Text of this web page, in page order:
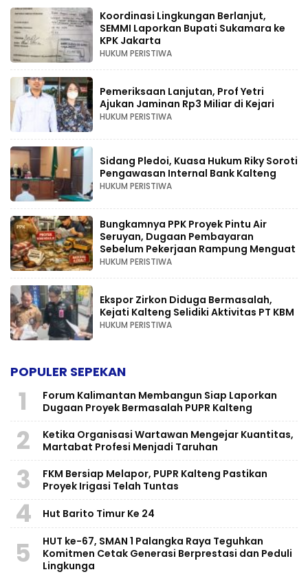
Koordinasi Lingkungan Berlanjut,
SEMMI Laporkan Bupati Sukamara ke
KPK Jakarta
HUKUM PERISTIWA
Pemeriksaan Lanjutan, Prof Yetri
Ajukan Jaminan Rp3 Miliar di Kejari
HUKUM PERISTIWA
Sidang Pledoi, Kuasa Hukum Riky Soroti
Pengawasan Internal Bank Kalteng
HUKUM PERISTIWA
Bungkamnya PPK Proyek Pintu Air
Seruyan, Dugaan Pembayaran
Sebelum Pekerjaan Rampung Menguat
HUKUM PERISTIWA
Ekspor Zirkon Diduga Bermasalah,
Kejati Kalteng Selidiki Aktivitas PT KBM
HUKUM PERISTIWA
POPULER SEPEKAN
1
Forum Kalimantan Membangun Siap Laporkan
Dugaan Proyek Bermasalah PUPR Kalteng
2
Ketika Organisasi Wartawan Mengejar Kuantitas,
Martabat Profesi Menjadi Taruhan
3
FKM Bersiap Melapor, PUPR Kalteng Pastikan
Proyek Irigasi Telah Tuntas
4 Hut Barito Timur Ke 24
5
HUT ke-67, SMAN 1 Palangka Raya Teguhkan
Komitmen Cetak Generasi Berprestasi dan Peduli
Lingkunga